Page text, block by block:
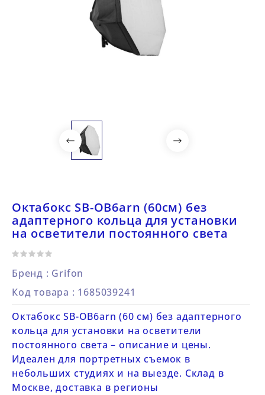
Октабокс SB-OB6arn (60см) без
адаптерного кольца для установки
на осветители постоянного света
Бренд : Grifon
Код товара : 1685039241
Октабокс SB-OB6arn (60 см) без адаптерного
кольца для установки на осветители
постоянного света – описание и цены.
Идеален для портретных съемок в
небольших студиях и на выезде. Склад в
Москве, доставка в регионы